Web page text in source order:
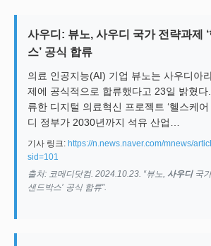
사우디: 뷰노, 사우디 국가 전략과제
스’ 공식 합류
의료 인공지능(AI) 기업 뷰노는 사우디아
제에 공식적으로 합류했다고 23일 밝혔
류한 디지털 의료혁신 프로젝트 ‘헬스케어
디 정부가 2030년까지 석유 산업…
기사 링크: https://n.news.naver.com/mnews/
sid=101
출처: 코메디닷컴. 2024.10.23. “뷰노, 사우디국
샌드박스’ 공식 합류”.